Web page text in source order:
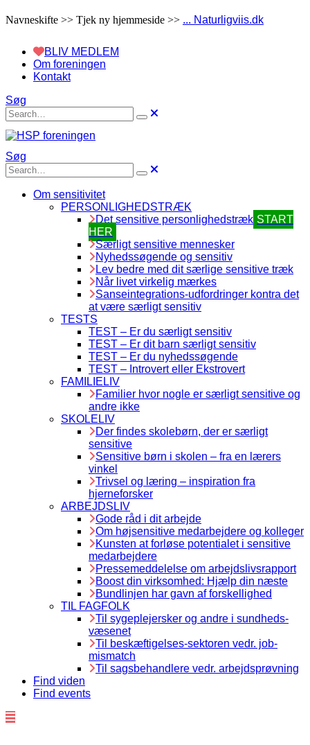
Navneskifte >> Tjek ny hjemmeside >> ... Naturligviis.dk
BLIV MEDLEM
Om foreningen
Kontakt
Søg
Søg
Om sensitivitet
PERSONLIGHEDSTRÆK
Det sensitive personlighedstræk START
HER
Særligt sensitive mennesker
Nyhedssøgende og sensitiv
Lev bedre med dit særlige sensitive træk
Når livet virkelig mærkes
Sanseintegrations-udfordringer kontra det
at være særligt sensitiv
TESTS
TEST – Er du særligt sensitiv
TEST – Er dit barn særligt sensitiv
TEST – Er du nyhedssøgende
TEST – Introvert eller Ekstrovert
FAMILIELIV
Familier hvor nogle er særligt sensitive og
andre ikke
SKOLELIV
Der findes skolebørn, der er særligt
sensitive
Sensitive børn i skolen – fra en lærers
vinkel
Trivsel og læring – inspiration fra
hjerneforsker
ARBEJDSLIV
Gode råd i dit arbejde
Om højsensitive medarbejdere og kolleger
Kunsten at forløse potentialet i sensitive
medarbejdere
Pressemeddelelse om arbejdslivsrapport
Boost din virksomhed: Hjælp din næste
Bundlinjen har gavn af forskellighed
TIL FAGFOLK
Til sygeplejersker og andre i sundheds-
væsenet
Til beskæftigelses-sektoren vedr. job-
mismatch
Til sagsbehandlere vedr. arbejdsprøvning
Find viden
Find events